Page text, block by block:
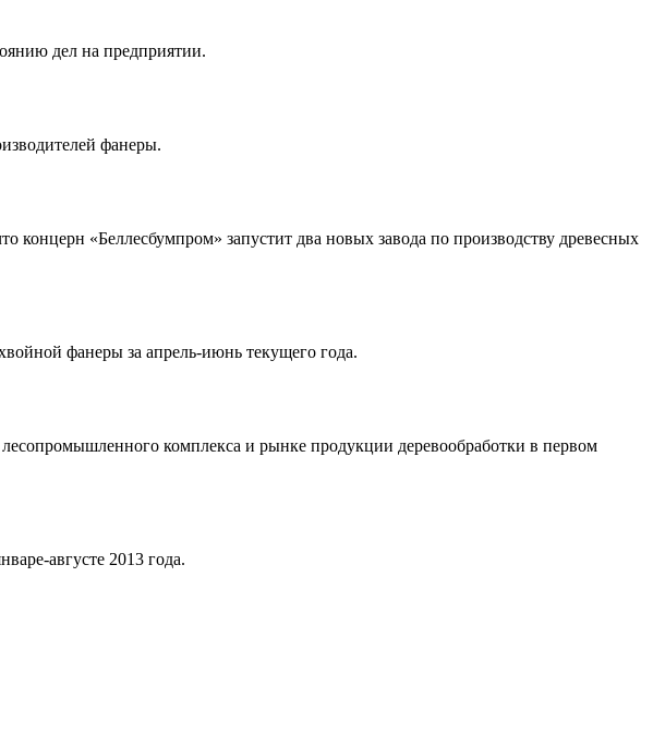
дел на предприятии.
фанеры.
концерн «Беллесбумпром» запустит два новых завода по производству древесных
фанеры за апрель-июнь текущего года.
комплекса и рынке продукции деревообработки в первом
августе 2013 года.